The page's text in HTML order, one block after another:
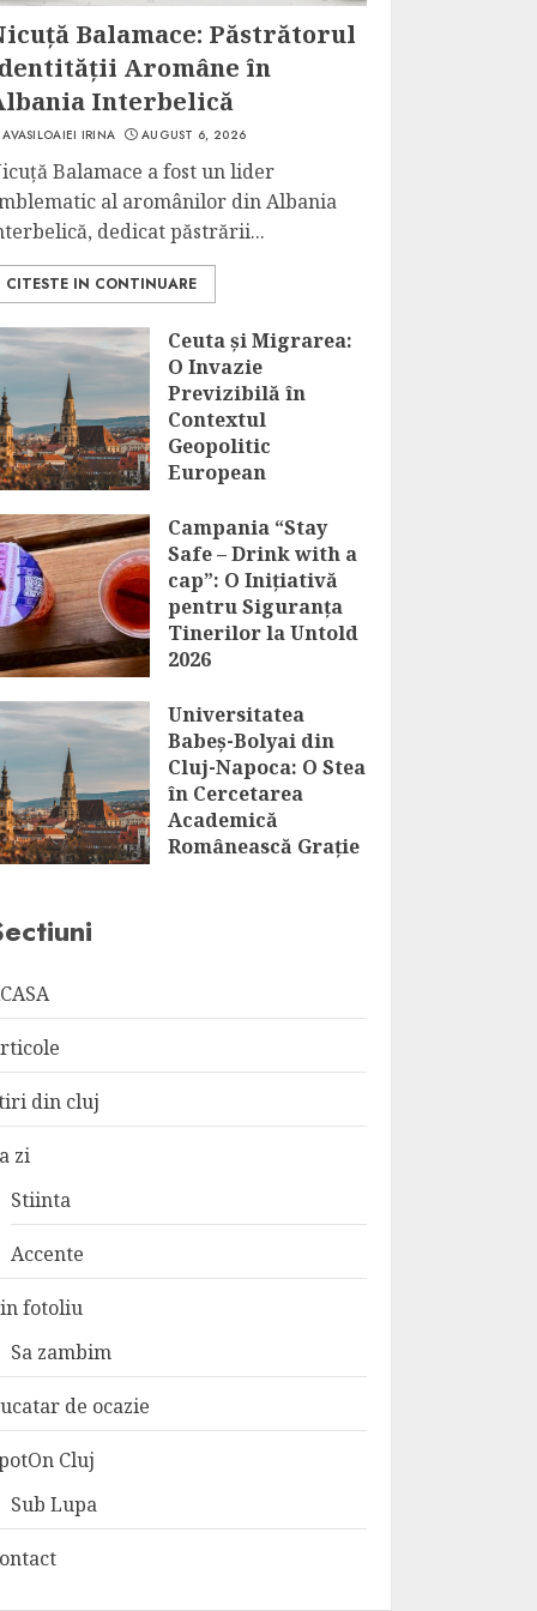
Balamace: Păstrătorul
Aromâne în
Interbelică
AVASILOAIEI IRINA AUGUST 6, 2026
Balamace a fost un lider
al aromânilor din Albania
dedicat păstrării...
CITESTE IN CONTINUARE
Ceuta și Migrarea:
O Invazie
Previzibilă în
Contextul
Geopolitic
European
Campania “Stay
Safe – Drink with a
cap”: O Inițiativă
pentru Siguranța
Tinerilor la Untold
2026
Universitatea
Babeș-Bolyai din
Cluj-Napoca: O Stea
în Cercetarea
Academică
Românească Grație
din cluj
zi
Stiinta
Accente
fotoliu
Sa zambim
de ocazie
Cluj
Sub Lupa